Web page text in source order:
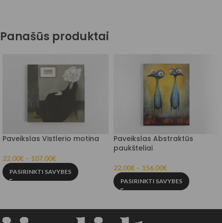
Panašūs produktai
Paveikslas Vistlerio motina
22.00€ – 107.00€
PASIRINKTI SAVYBES
Paveikslas Abstraktūs
paukšteliai
22.00€ – 156.00€
PASIRINKTI SAVYBES